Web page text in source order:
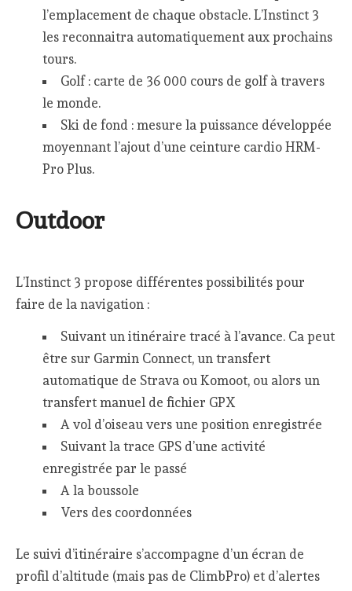
l’emplacement de chaque obstacle. L’Instinct 3
les reconnaitra automatiquement aux prochains
tours.
Golf : carte de 36 000 cours de golf à travers
le monde.
Ski de fond : mesure la puissance développée
moyennant l’ajout d’une ceinture cardio HRM-
Pro Plus.
Outdoor
L’Instinct 3 propose différentes possibilités pour
faire de la navigation :
Suivant un itinéraire tracé à l’avance. Ca peut
être sur Garmin Connect, un transfert
automatique de Strava ou Komoot, ou alors un
transfert manuel de fichier GPX
A vol d’oiseau vers une position enregistrée
Suivant la trace GPS d’une activité
enregistrée par le passé
A la boussole
Vers des coordonnées
Le suivi d’itinéraire s’accompagne d’un écran de
profil d’altitude (mais pas de ClimbPro) et d’alertes